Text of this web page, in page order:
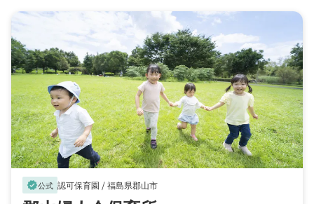
verified公式 認可保育園 /福島県郡山市